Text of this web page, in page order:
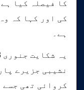
کا فیصلہ کیا
کی اور کہا کہ
ہے۔
نشیبی جزیرے
کروائی تھی